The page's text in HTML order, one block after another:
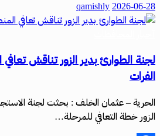
Share
2026-06-28
qamishly
لجنة الطوارئ بدير الزور تناقش
الفرات
الحرية – عثمان الخلف : بحثت لجنة
الزور خطة التعافي للمرحلة…